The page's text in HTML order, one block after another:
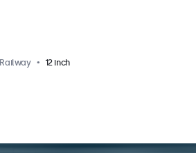
Railway 12 inch